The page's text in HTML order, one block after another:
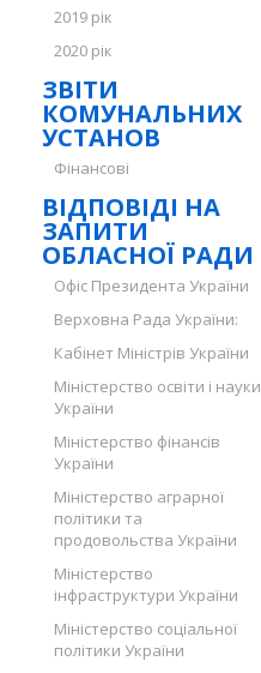
2019 рік
2020 рік
ЗВІТИ
КОМУНАЛЬНИХ
УСТАНОВ
Фінансові
ВІДПОВІДІ НА
ЗАПИТИ
ОБЛАСНОЇ РАДИ
Офіс Президента України
Верховна Рада України:
Кабінет Міністрів України
Міністерство освіти і науки
України
Міністерство фінансів
України
Міністерство аграрної
політики та
продовольства України
Міністерство
інфраструктури України
Міністерство соціальної
політики України